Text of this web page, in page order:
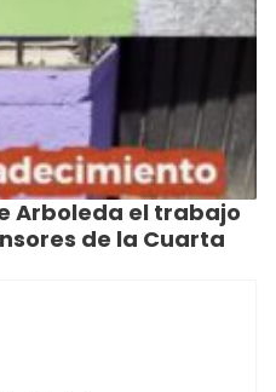
Arboleda el trabajo
de la Cuarta